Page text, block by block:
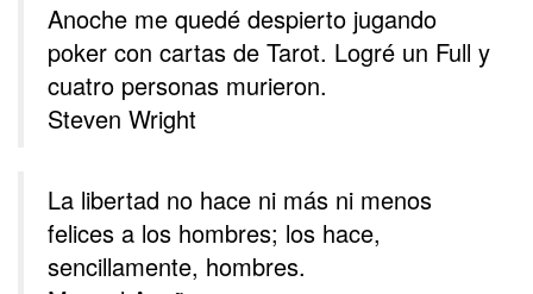
Anoche me quedé despierto jugando
poker con cartas de Tarot. Logré un Full y
cuatro personas murieron.
Steven Wright
La libertad no hace ni más ni menos
felices a los hombres; los hace,
sencillamente, hombres.